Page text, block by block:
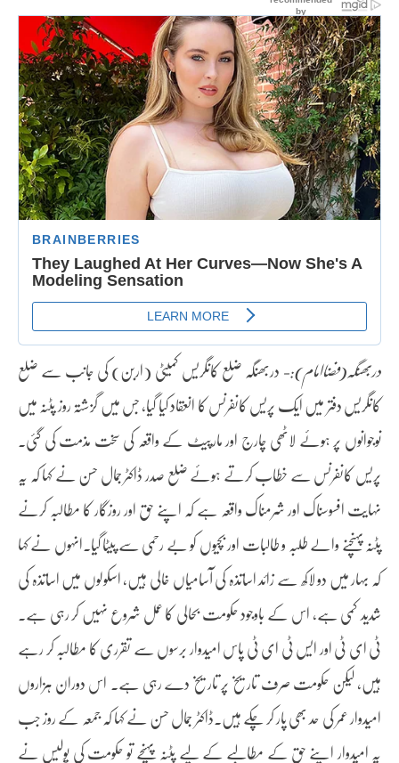
دربھنگہ(فضاامام):-دربھنگہ ضلع کانگریس کمیٹی (اربن) کی جانب سے ضلع
کانگریس دفتر میں ایک پریس کانفرنس کا انعقاد کیا گیا، جس میں گزشتہ روز پٹنہ میں
نوجوانوں پر ہوئے لاٹھی چارج اور مارپیٹ کے واقعہ کی سخت مذمت کی گئی۔
پریس کانفرنس سے خطاب کرتے ہوئے ضلع صدر ڈاکٹر جمال حسن نے کہا کہ یہ
نہایت افسوسناک اور شرمناک واقعہ ہے کہ اپنے حق اور روزگار کا مطالبہ کرنے
پٹنہ پہنچنے والے طلبہ و طالبات اور بچیوں کو بے رحمی سے پیٹا گیا۔انہوں نے کہا
کہ بہار میں دو لاکھ سے زائد اساتذہ کی آسامیاں خالی ہیں، اسکولوں میں اساتذہ کی
شدید کمی ہے، اس کے باوجود حکومت بحالی کا عمل شروع نہیں کر رہی ہے۔
ٹی ای ٹی اور ایس ٹی ای ٹی پاس امیدوار برسوں سے تقرری کا مطالبہ کر رہے
ہیں، لیکن حکومت صرف تاریخ پر تاریخ دے رہی ہے۔ اس دوران ہزاروں
امیدوار عمر کی حد بھی پار کر چکے ہیں۔ڈاکٹر جمال حسن نے کہا کہ جمعہ کے روز جب
یہ امیدوار اپنے حق کے مطالبے کے لیے پٹنہ پہنچے تو حکومت کی پولیس نے